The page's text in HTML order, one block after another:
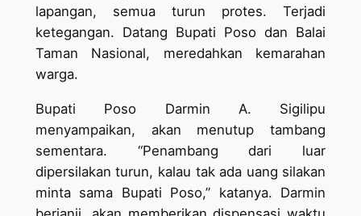
lapangan, semua turun protes. Terjadi
ketegangan. Datang Bupati Poso dan Balai
Taman Nasional, meredahkan kemarahan
warga.
Bupati Poso Darmin A. Sigilipu
menyampaikan, akan menutup tambang
sementara. “Penambang dari luar
dipersilakan turun, kalau tak ada uang silakan
minta sama Bupati Poso,” katanya. Darmin